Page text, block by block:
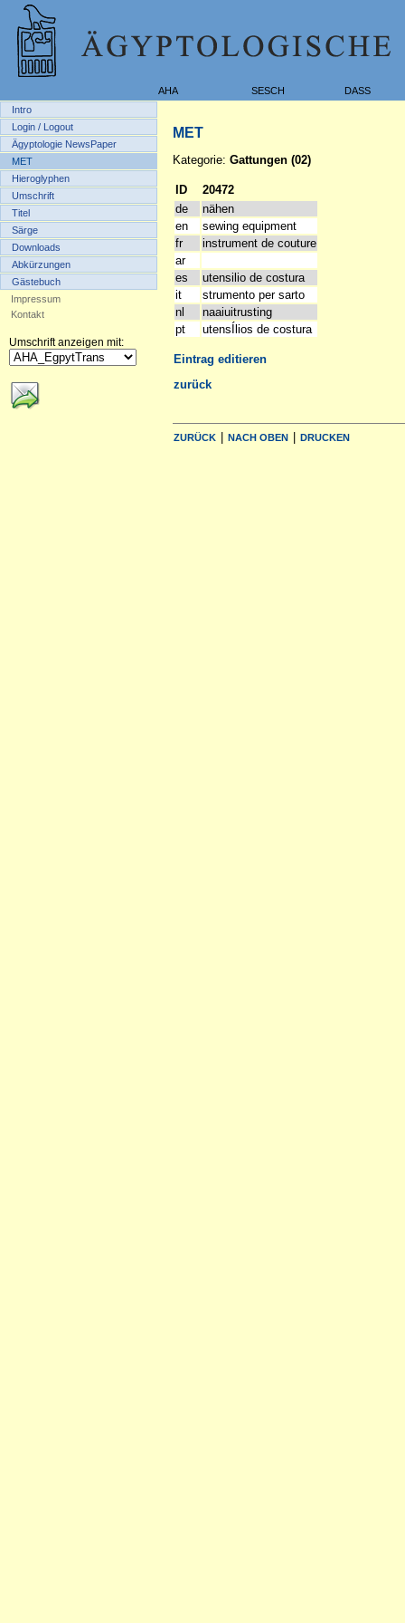
AHA SESCH
DASS
Intro
Login / Logout
Ägyptologie NewsPaper
MET
Hieroglyphen
Umschrift
Titel
Särge
Downloads
Abkürzungen
Gästebuch
Impressum
Kontakt
Umschrift anzeigen mit:
MET
Kategorie: Gattungen (02)
ID
20472
de
nähen
en
sewing equipment
fr
instrument de couture
ar
es
utensilio de costura
it
strumento per sarto
nl
naaiuitrusting
pt
utensÍlios de costura
Eintrag editieren
zurück
ZURÜCK | NACH OBEN | DRUCKEN